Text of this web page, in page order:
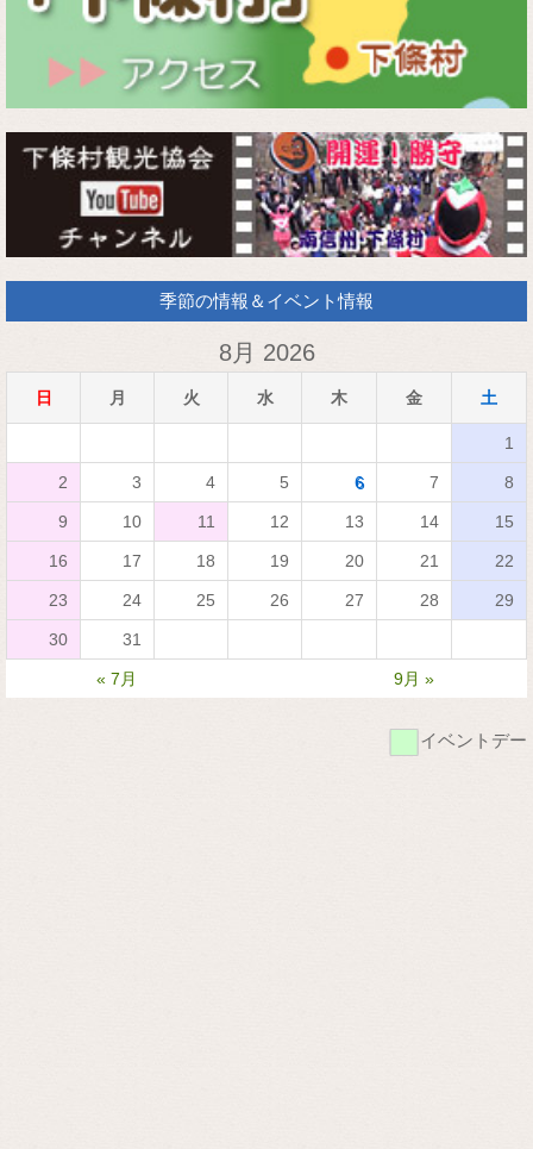
季節の情報＆イベント情報
8月 2026
日 月 火 水 木 金 土
1
2 3 4 5 6 7 8
9 10 11 12 13 14 15
16 17 18 19 20 21 22
23 24 25 26 27 28 29
30 31
« 7月 9月 »
■イベントデー